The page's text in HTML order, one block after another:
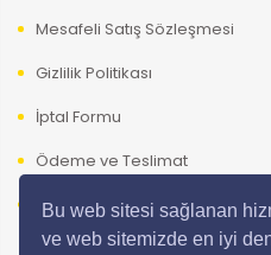
Bu web sitesi sağlanan
ve web sitemizde en iyi
Mesafeli Satış Sözleşmesi
Gizlilik Politikası
İptal Formu
Ödeme ve Teslimat
Kullanıcı Güvenliği